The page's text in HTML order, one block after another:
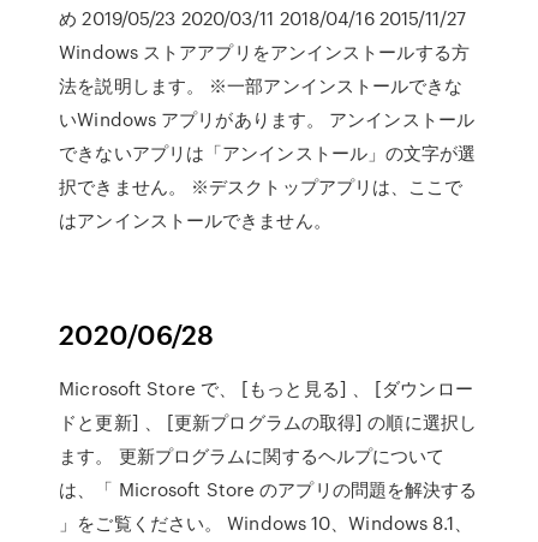
め 2019/05/23 2020/03/11 2018/04/16 2015/11/27
Windows ストアアプリをアンインストールする方
法を説明します。 ※一部アンインストールできな
いWindows アプリがあります。 アンインストール
できないアプリは「アンインストール」の文字が選
択できません。 ※デスクトップアプリは、ここで
はアンインストールできません。
2020/06/28
Microsoft Store で、 [もっと見る] 、 [ダウンロー
ドと更新] 、 [更新プログラムの取得] の順に選択し
ます。 更新プログラムに関するヘルプについて
は、「 Microsoft Store のアプリの問題を解決する
」をご覧ください。 Windows 10、Windows 8.1、